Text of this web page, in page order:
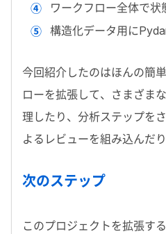
ワークフロー全体で状
構造化データ用に
今回紹介したのはほんの簡
ローを拡張して、さまざま
理したり、分析ステップを
よるレビューを組み込んだ
次のステップ
このプロジェクトを拡張す